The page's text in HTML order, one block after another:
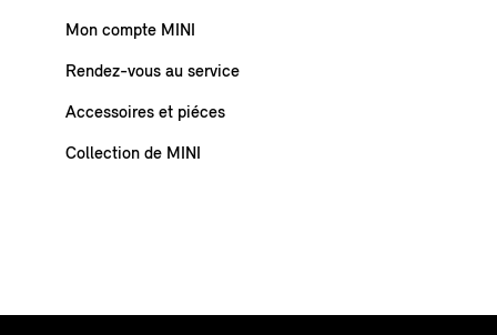
Mon compte MINI
Rendez-vous au service
Accessoires et piéces
Collection de MINI